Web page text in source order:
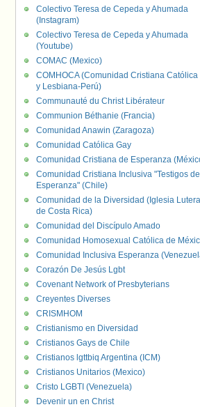
Colectivo Teresa de Cepeda y Ahumada
(Instagram)
Colectivo Teresa de Cepeda y Ahumada
(Youtube)
COMAC (Mexico)
COMHOCA (Comunidad Cristiana Católica
y Lesbiana-Perú)
Communauté du Christ Libérateur
Communion Béthanie (Francia)
Comunidad Anawin (Zaragoza)
Comunidad Católica Gay
Comunidad Cristiana de Esperanza
Comunidad Cristiana Inclusiva "Testigos de
Esperanza" (Chile)
Comunidad de la Diversidad (Iglesia
de Costa Rica)
Comunidad del Discípulo Amado
Comunidad Homosexual Católica de
Comunidad Inclusiva Esperanza
Corazón De Jesús Lgbt
Covenant Network of Presbyterians
Creyentes Diverses
CRISMHOM
Cristianismo en Diversidad
Cristianos Gays de Chile
Cristianos lgttbiq Argentina (ICM)
Cristianos Unitarios (Mexico)
Cristo LGBTI (Venezuela)
Devenir un en Christ